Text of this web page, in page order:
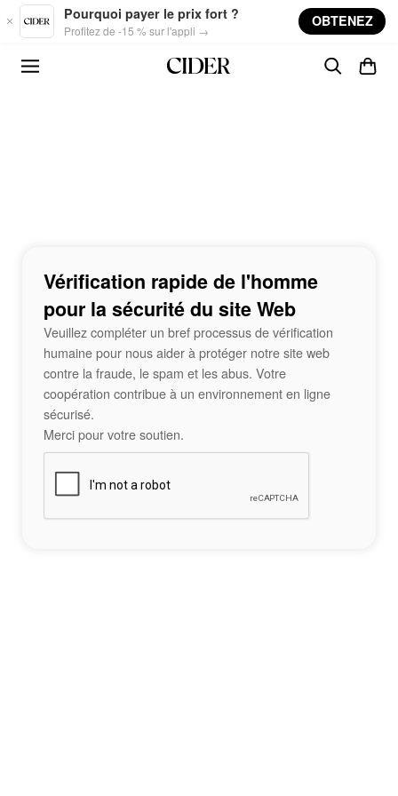
Skip to main content
Pourquoi payer le prix fort ?
Profitez de -15 % sur l'appli →
OBTENEZ
Vérification rapide de l'homme
pour la sécurité du site Web
Veuillez compléter un bref processus de vérification
humaine pour nous aider à protéger notre site web
contre la fraude, le spam et les abus. Votre
coopération contribue à un environnement en ligne
sécurisé.
Merci pour votre soutien.